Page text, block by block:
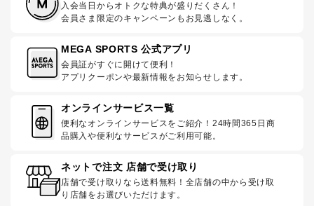
入会当日からオトクな特典が盛りだくさん！
会員さま限定のキャンペーンもお見逃しなく。
MEGA SPORTS 公式アプリ
会員証がすぐに開けて便利！
アプリクーポンや最新情報をお知らせします。
オンラインサービス一覧
便利なオンラインサービスをご紹介！24時間365日商
品購入や便利なサービスがご利用可能。
ネットで注文 店舗で受け取り
店舗で受け取りなら送料無料！全店舗の中から受け取
り店舗をお選びいただけます。